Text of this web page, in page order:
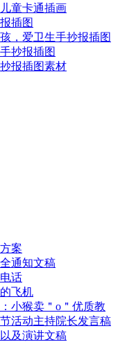
童卡通插画
插图
，爱卫生手抄报插图
抄报插图
报插图素材
案
通知文稿
话
飞机
小猴卖＂o＂优质教
活动主持院长发言稿
及演讲文稿